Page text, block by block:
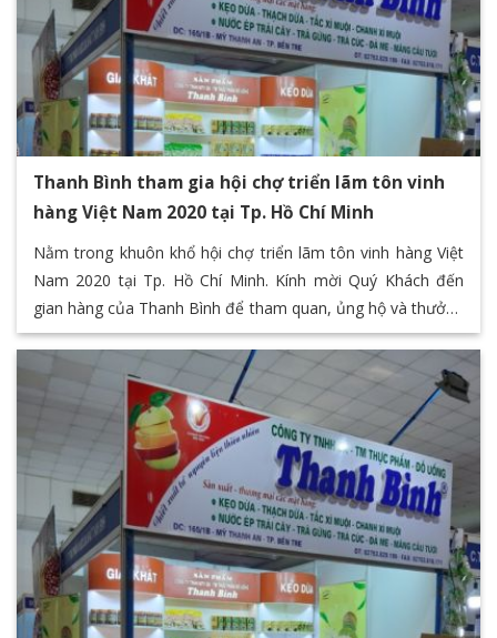
Thanh Bình tham gia hội chợ triển lãm tôn vinh
hàng Việt Nam 2020 tại Tp. Hồ Chí Minh
Nằm trong khuôn khổ hội chợ triển lãm tôn vinh hàng Việt
Nam 2020 tại Tp. Hồ Chí Minh. Kính mời Quý Khách đến
gian hàng của Thanh Bình để tham quan, ủng hộ và thưởng
thức các sản phẩm đặc sản của Bến Tre thông qua chuỗi
các sản phẩm giá trị của Thanh Bình F&B